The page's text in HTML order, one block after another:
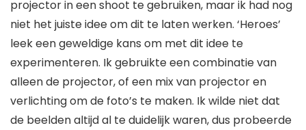
projector in een shoot te gebruiken, maar ik had nog
niet het juiste idee om dit te laten werken. ‘Heroes’
leek een geweldige kans om met dit idee te
experimenteren. Ik gebruikte een combinatie van
alleen de projector, of een mix van projector en
verlichting om de foto’s te maken. Ik wilde niet dat
de beelden altijd al te duidelijk waren, dus probeerde